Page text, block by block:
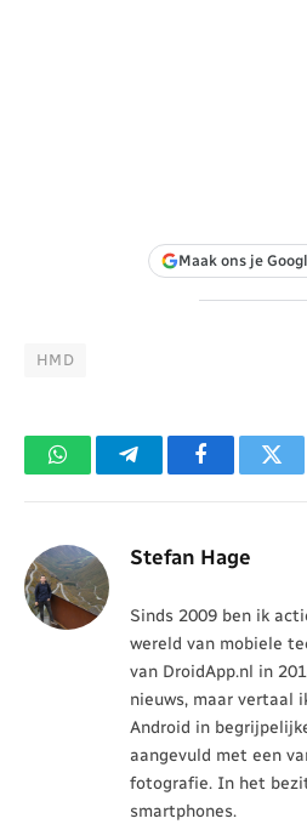
Maak ons je
HMD
WhatsAppTelegramFacebook
Stefan Hage
Sinds 2009 ben ik
wereld van mobiele
van DroidApp.nl in
nieuws, maar vertaal
Android in
aangevuld met een
fotografie. In het
smartphones.